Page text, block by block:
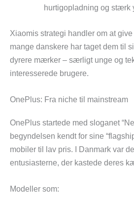
hurtigopladning og stærk
Xiaomis strategi handler om at
mange danskere har taget dem til
dyrere mærker – særligt unge og
interesserede brugere.
OnePlus: Fra niche til mainstream
OnePlus startede med sloganet
begyndelsen kendt for sine
mobiler til lav pris. I Danmark var
entusiasterne, der kastede deres
Modeller som: